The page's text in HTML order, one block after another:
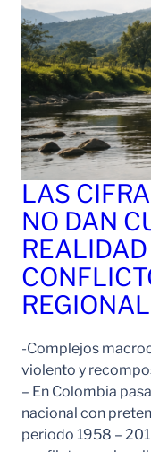
LAS
NO DAN
-Complejos
violento y
– En Colombia
nacional con
periodo 1958 –